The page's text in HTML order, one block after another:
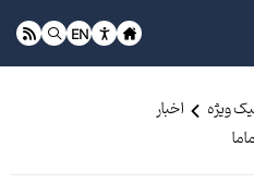
EN
ویژه
اخبار